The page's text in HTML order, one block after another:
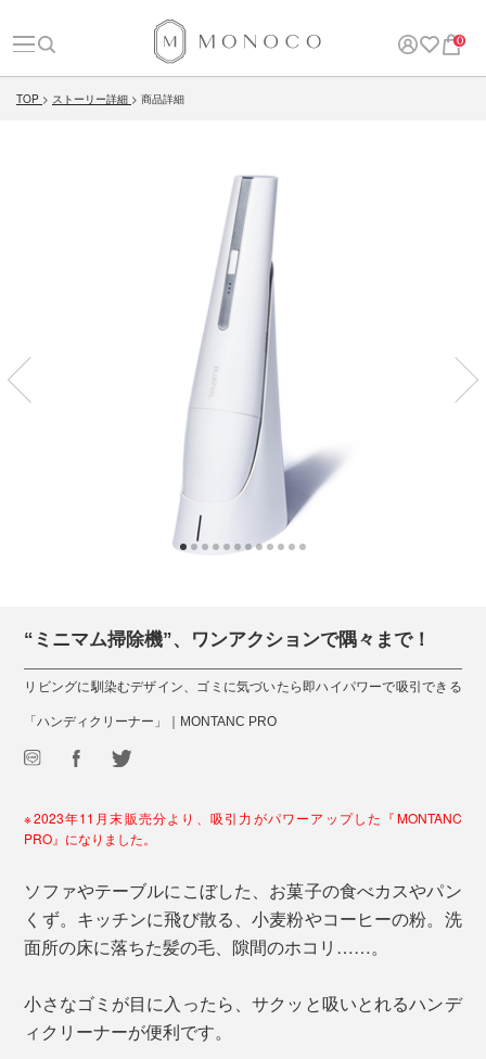
0
TOP ストーリー詳細 商品詳細
“ミニマム掃除機”、ワンアクションで隅々まで！
リビングに馴染むデザイン、ゴミに気づいたら即ハイパワーで吸引できる
「ハンディクリーナー」｜MONTANC PRO
※2023年11月末販売分より、吸引力がパワーアップした『MONTANC
PRO』になりました。
ソファやテーブルにこぼした、お菓子の食べカスやパン
くず。キッチンに飛び散る、小麦粉やコーヒーの粉。洗
面所の床に落ちた髪の毛、隙間のホコリ……。
小さなゴミが目に入ったら、サクッと吸いとれるハンデ
ィクリーナーが便利です。